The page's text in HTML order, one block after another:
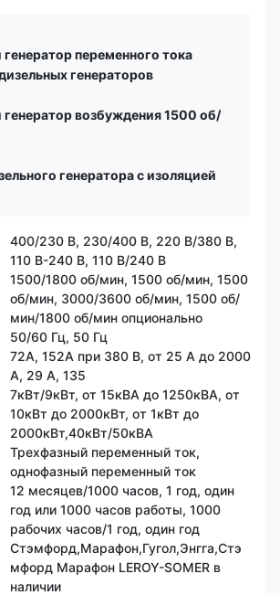
переменного тока
генераторов
возбуждения 1500 об/
генератора с изоляцией
400/230 В, 230/400 В, 220 В/380 В,
110 В-240 В, 110 В/240 В
1500/1800 об/мин, 1500 об/мин, 1500
об/мин, 3000/3600 об/мин, 1500 об/
мин/1800 об/мин опционально
50/60 Гц, 50 Гц
72А, 152А при 380 В, от 25 А до 2000
А, 29 А, 135
7кВт/9кВт, от 15кВА до 1250кВА, от
10кВт до 2000кВт, от 1кВт до
2000кВт,40кВт/50кВА
Трехфазный переменный ток,
однофазный переменный ток
12 месяцев/1000 часов, 1 год, один
год или 1000 часов работы, 1000
рабочих часов/1 год, один год
Стэмфорд,Марафон,Гугол,Энгга,Стэ
мфорд Марафон LEROY-SOMER в
наличии